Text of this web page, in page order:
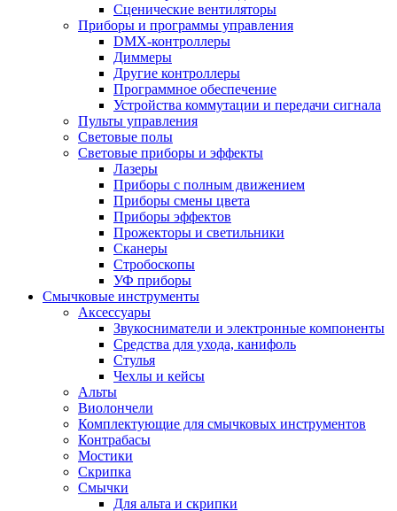
Сценические вентиляторы
Приборы и программы управления
DMX-контроллеры
Диммеры
Другие контроллеры
Программное обеспечение
Устройства коммутации и передачи сигнала
Пульты управления
Световые полы
Световые приборы и эффекты
Лазеры
Приборы с полным движением
Приборы смены цвета
Приборы эффектов
Прожекторы и светильники
Сканеры
Стробоскопы
УФ приборы
Смычковые инструменты
Аксессуары
Звукосниматели и электронные компоненты
Средства для ухода, канифоль
Стулья
Чехлы и кейсы
Альты
Виолончели
Комплектующие для смычковых инструментов
Контрабасы
Мостики
Скрипка
Смычки
Для альта и скрипки